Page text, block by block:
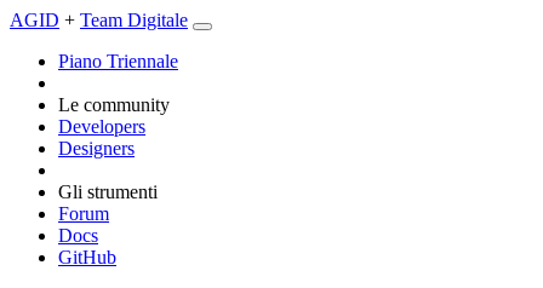
AGID + Team Digitale
Piano Triennale
Le community
Developers
Designers
Gli strumenti
Forum
Docs
GitHub